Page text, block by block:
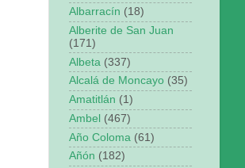
Albarracín (18)
Alberite de San Juan
(171)
Albeta (337)
Alcalá de Moncayo (35)
Amatitlán (1)
Ambel (467)
Año Coloma (61)
Añón (182)